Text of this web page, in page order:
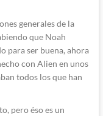
generales de la
que Noah
para ser buena, ahora
con Alien en unos
todos los que han
pero éso es un